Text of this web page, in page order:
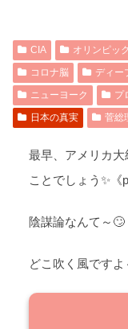
CIA オリンピック
コロナ脳
ディー
ニューヨーク
プ
日本の真実
菅総
最早、アメリカ
ことでしょう✨《
陰謀論なんて～🙄
どこ吹く風ですよ